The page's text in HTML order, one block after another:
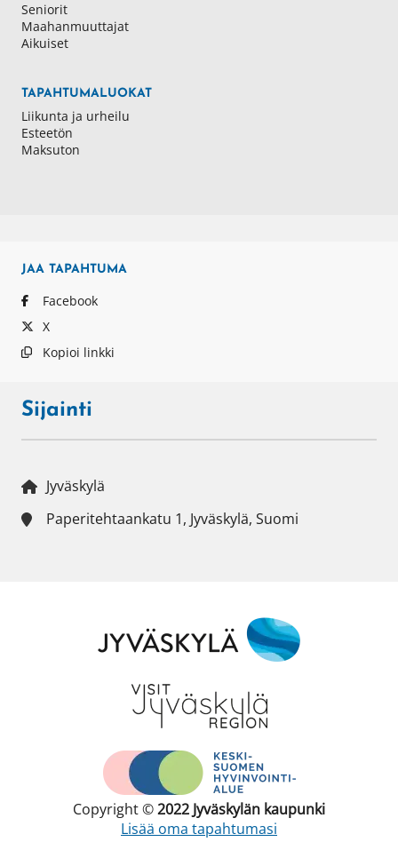
Seniorit
Maahanmuuttajat
Aikuiset
TAPAHTUMALUOKAT
Liikunta ja urheilu
Esteetön
Maksuton
JAA TAPAHTUMA
Facebook
X
Kopioi linkki
Sijainti
Jyväskylä
Paperitehtaankatu 1, Jyväskylä, Suomi
Copyright ©2022 Jyväskylän kaupunki
Lisää oma tapahtumasi